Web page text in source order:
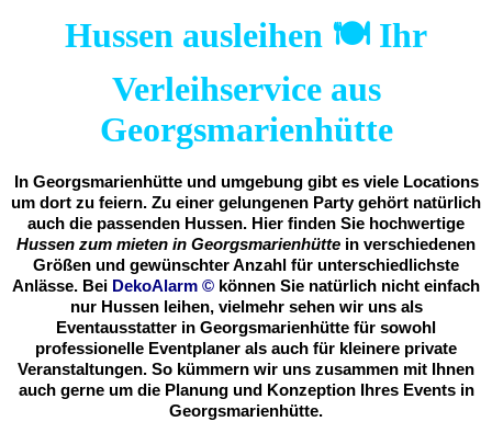
Hussen ausleihen 🍽️ Ihr
Verleihservice aus
Georgsmarienhütte
In Georgsmarienhütte und umgebung gibt es viele Locations
um dort zu feiern. Zu einer gelungenen Party gehört natürlich
auch die passenden Hussen. Hier finden Sie hochwertige
Hussen zum mieten in Georgsmarienhütte in verschiedenen
Größen und gewünschter Anzahl für unterschiedlichste
Anlässe. Bei DekoAlarm © können Sie natürlich nicht einfach
nur Hussen leihen, vielmehr sehen wir uns als
Eventausstatter in Georgsmarienhütte für sowohl
professionelle Eventplaner als auch für kleinere private
Veranstaltungen. So kümmern wir uns zusammen mit Ihnen
auch gerne um die Planung und Konzeption Ihres Events in
Georgsmarienhütte.